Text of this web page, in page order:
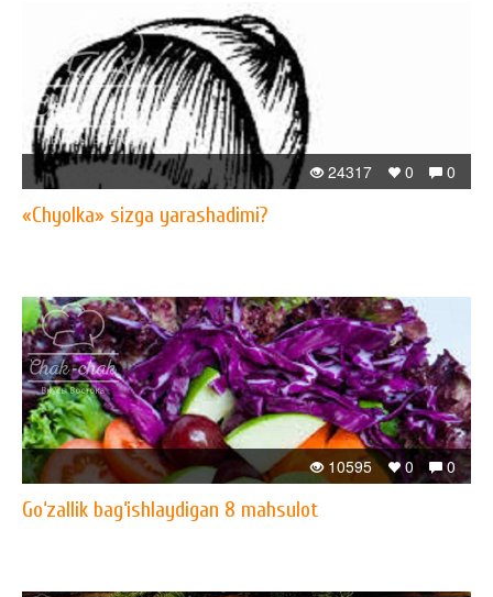
0
0
24317
«Chyolka» sizga yarashadimi?
0
0
10595
Go‘zallik bag‘ishlaydigan 8 mahsulot